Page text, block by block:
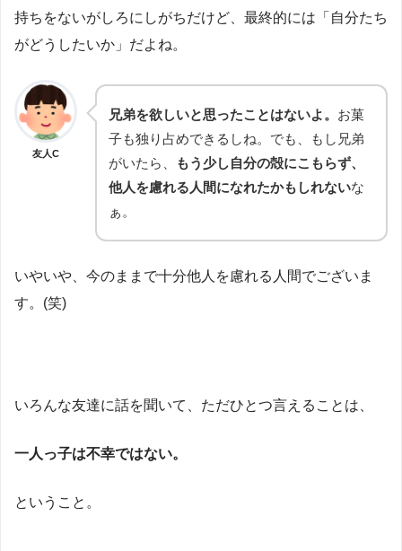
持ちをないがしろにしがちだけど、最終的には「自分たち
がどうしたいか」だよね。
友人C
兄弟を欲しいと思ったことはないよ。 お菓
子も独り占めできるしね。でも、もし兄弟
がいたら、
もう少し自分の殻にこもらず、
他人を慮れる人間になれたかもしれないな
ぁ。
いやいや、今のままで十分他人を慮れる人間でございま
す。(笑)
いろんな友達に話を聞いて、ただひとつ言えることは、
一人っ子は不幸ではない。
ということ。